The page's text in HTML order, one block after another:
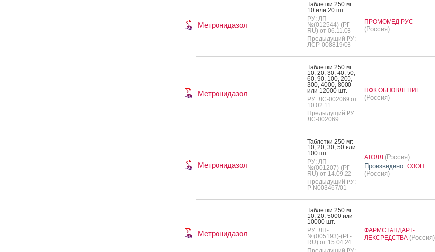
Метронидазол
Таб­летки 250 мг:
10 или 20 шт.
РУ: ЛП-
№(012544)-(РГ-
RU) от 06.11.08
Предыдущий РУ:
ЛСР-008819/08
ПРОМОМЕД РУС
(Россия)
Метронидазол
Таб­летки 250 мг:
10, 20, 30, 40, 50,
60, 90, 100, 200,
300, 4000, 8000
или 12000 шт.
РУ: ЛС-002069 от
10.02.11
Предыдущий РУ:
ЛС-002069
ПФК ОБНОВЛЕНИЕ
(Россия)
Метронидазол
Таб­летки 250 мг:
10, 20, 30, 50 или
100 шт.
РУ: ЛП-
№(001207)-(РГ-
RU) от 14.09.22
Предыдущий РУ:
Р N003467/01
АТОЛЛ (Россия)
Произведено: ОЗОН
(Россия)
Метронидазол
Таб­летки 250 мг:
10, 20, 5000 или
10000 шт.
РУ: ЛП-
№(005193)-(РГ-
RU) от 15.04.24
Предыдущий РУ:
ФАРМСТАНДАРТ-
ЛЕКСРЕДСТВА (Россия)